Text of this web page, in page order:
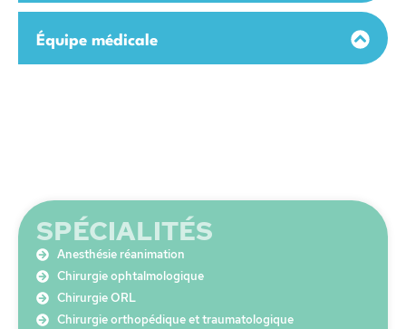
Équipe médicale
SPÉCIALITÉS
Anesthésie réanimation
Chirurgie ophtalmologique
Chirurgie ORL
Chirurgie orthopédique et traumatologique